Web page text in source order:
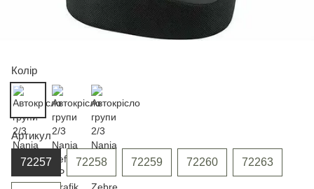
Колір
Артикул
72257 72258 72259 72260 72263